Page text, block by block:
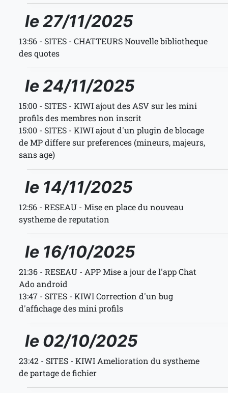
le 27/11/2025
13:56 - SITES - CHATTEURS Nouvelle bibliotheque
des quotes
le 24/11/2025
15:00 - SITES - KIWI ajout des ASV sur les mini
profils des membres non inscrit
15:00 - SITES - KIWI ajout d'un plugin de blocage
de MP differe sur preferences (mineurs, majeurs,
sans age)
le 14/11/2025
12:56 - RESEAU - Mise en place du nouveau
systheme de reputation
le 16/10/2025
21:36 - RESEAU - APP Mise a jour de l'app Chat
Ado android
13:47 - SITES - KIWI Correction d'un bug
d'affichage des mini profils
le 02/10/2025
23:42 - SITES - KIWI Amelioration du systheme
de partage de fichier